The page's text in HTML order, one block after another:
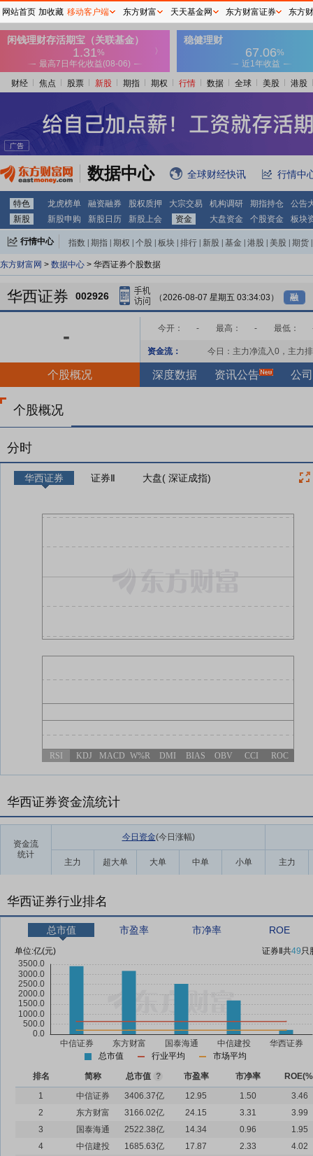
财经 焦点 股票 新股 期指 期权 行情 数据 全球 美股 港股
数据中心 全球财经快讯 行情中
特色 龙虎榜单 融资融券 股权质押 大宗交易 机构调研 期指持仓
公告
新股
新股申购 新股日历 新股上会 资金 大盘资金 个股资金 板块
行情中心 指数 期指 期权 个股 板块 排行 新股 基金 港股 美股 期货
东方财富网 > 数据中心 > 华西证券个股数据
华西证券 002926 （2026-08-07 星期五 03:34:03） 融
- 今开： - 最高： - 最低：
资金流： 今日：主力净流入0 ，主力
个股概况 深度数据 资讯公告 公
个股概况
分时
华西证券 证券Ⅱ 大盘( 深证成指)
RSI KDJ MACD W%R DMI BIAS OBV CCI ROC
华西证券资金流统计
资金流
统计
今日资金(今日涨幅)
主力 超大单 大单 中单 小单 主力
华西证券行业排名
总市值 市盈率 市净率 ROE
单位:亿(元) 证券Ⅱ 共49只
总市值 行业平均 市场平均
排名 简称 总市值 ? 市盈率 市净率
1
中信证券 3406.37亿 12.95 1.50
3.46
2
东方财富 3166.02亿 24.15 3.31
3.99
3
国泰海通 2522.38亿 14.34 0.96
1.95
4
中信建投 1685.63亿 17.87 2.33
4.02
网站首页 加收藏 移动客户端 东方财富 天天基金网 东方财富证券 东方